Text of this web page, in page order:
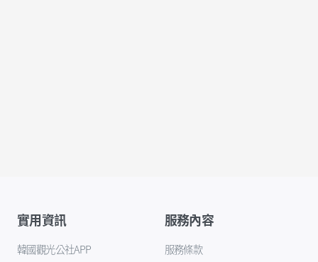
實用資訊
韓國觀光公社APP
服務內容
服務條款